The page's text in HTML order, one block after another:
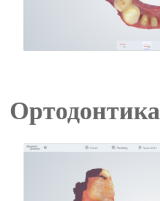
Ортодонтика